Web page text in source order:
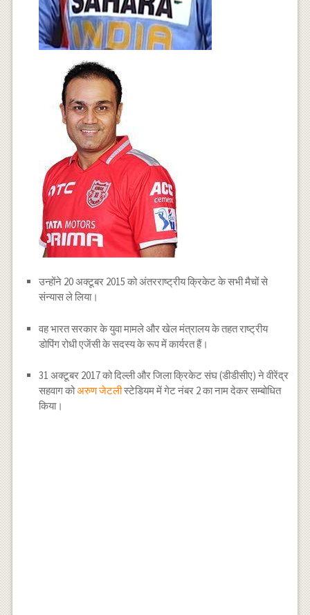
उन्होंने 20 अक्टूबर 2015 को अंतरराष्ट्रीय क्रिकेट के सभी मैचों से
संन्यास ले लिया।
वह भारत सरकार के युवा मामले और खेल मंत्रालय के तहत राष्ट्रीय
डोपिंग रोधी एजेंसी के सदस्य के रूप में कार्यरत हैं।
31 अक्टूबर 2017 को दिल्ली और जिला क्रिकेट संघ (डीडीसीए) ने वीरेंद्र
सहवाग कोअरुण जेटलीस्टेडियम में गेट नंबर 2 का नाम देकर सम्बोधित
किया।